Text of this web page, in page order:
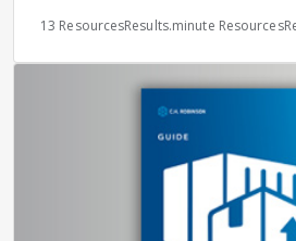
13 ResourcesResults.minute